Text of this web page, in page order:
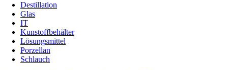
Destillation
Glas
IT
Kunstoffbehälter
Lösungsmittel
Porzellan
Schlauch